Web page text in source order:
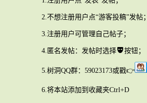
2.不想注册用户点“游客投稿”发帖；
3.注册用户可管理自己帖子；
4.匿名发帖：发帖时选择 按钮；
5.树洞QQ群：59023173或戳👉
6.将本站添加到收藏夹Ctrl+D